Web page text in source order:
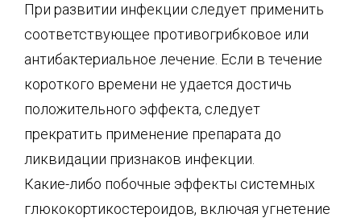
При развитии инфекции следует применить
соответствующее противогрибковое или
антибактериальное лечение. Если в течение
короткого времени не удается достичь
положительного эффекта, следует
прекратить применение препарата до
ликвидации признаков инфекции.
Какие-либо побочные эффекты системных
глюкокортикостероидов, включая угнетение